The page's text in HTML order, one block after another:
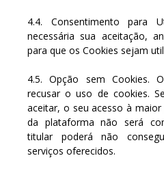
4.4. Consentimento para
necessária sua aceitação,
para que os Cookies sejam
4.5. Opção sem Cookies.
recusar o uso de cookies.
aceitar, o seu acesso à
da plataforma não será
titular poderá não
serviços oferecidos.